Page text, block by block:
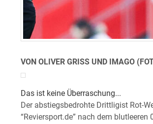
VON OLIVER GRISS UND IMAGO
Das ist keine Überraschung...
Der abstiegsbedrohte Drittligist Rot-
“Reviersport.de” nach dem